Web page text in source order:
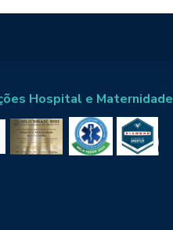
Hospital e Maternidade